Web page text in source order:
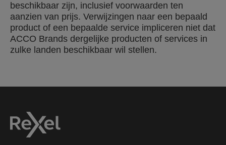
beschikbaar zijn, inclusief voorwaarden ten
aanzien van prijs. Verwijzingen naar een bepaald
product of een bepaalde service impliceren niet dat
ACCO Brands dergelijke producten of services in
zulke landen beschikbaar wil stellen.